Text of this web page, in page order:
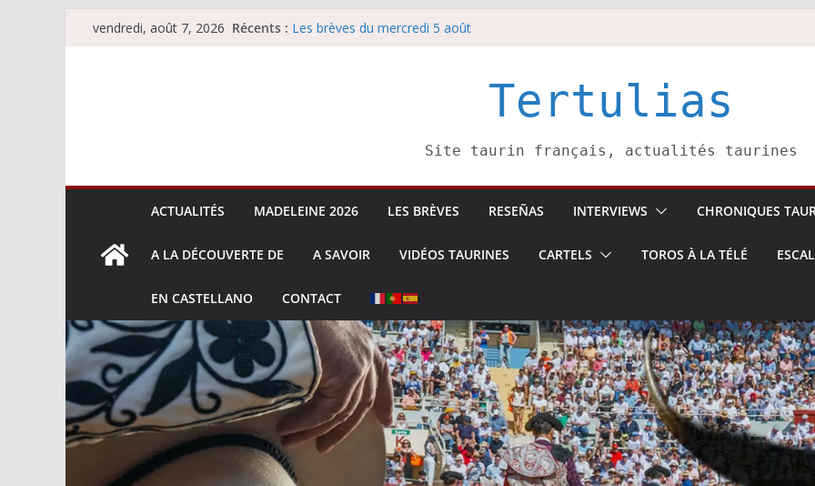
Passervendredi, août 7, 2026 Récents : Les brèves du mercredi 5 août
Tertulias
Site taurin français, actualités taurines
ACTUALITÉS MADELEINE 2026 LES BRÈVES RESEÑAS INTERVIEWS CHRONIQUES
A LA DÉCOUVERTE DE A SAVOIR VIDÉOS TAURINES CARTELS TOROS À LA TÉLÉ
EN CASTELLANO CONTACT